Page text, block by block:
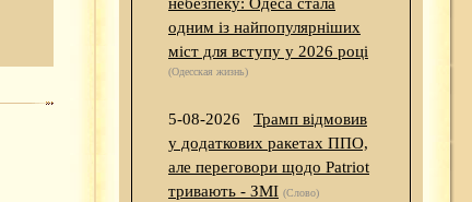
одним із найпопулярніших
міст для вступу у 2026 році
(Одесская жизнь)
5-08-2026
Трамп відмовив
у додаткових ракетах ППО,
але переговори щодо Patriot
тривають - ЗМІ (Слово)